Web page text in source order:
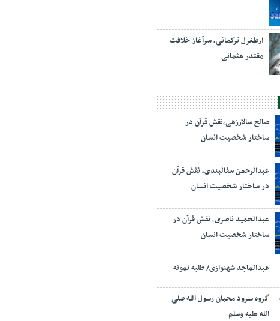
ارطغرل ترکمانی، سرآغاز خلافت
مقتدر عثمانی
صالح سالارزهی،‌نقش قرآن در
ساختار شخصیت انسان
عبدالرحمن سفالبندی، نقش قرآن
در ساختار شخصیت انسان
عبدالحمید ناصری، نقش قرآن در
ساختار شخصیت انسان
عبدالماجد شهنوازی/ طلبه نمونه
گروه سرود محبان رسول الله صلی
الله علیه وسلم